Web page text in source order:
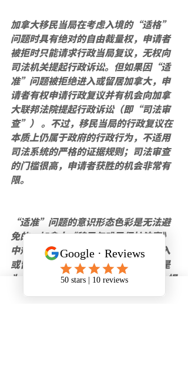
加拿大移民当局在考虑入境的“适格”
问题时具有绝对的自由裁量权，申请者
被拒时只能请求行政当局复议，无权向
司法机关提起行政诉讼。但如果因“适
准”问题被拒绝进入或留居加拿大，申
请者有权申请行政复议并有机会向加拿
大联邦法院提起行政诉讼（即“司法审
查”） 。不过，移民当局的行政复议在
本质上仍属于政府的行政行为，不适用
司法系统的严格的证据规则；司法审查
的门槛很高，申请者获胜的机会非常有
限。
“适准”问题的意识形态色彩是无法避
免的。加拿大《移民与难民保护法案》
中规定从事间谍活动的外国人不得进入
或留居加拿大，而从事间谍活动指的是
为“敌对”国家（hostile country）提
供情报。上述法案还规定，从事颠覆